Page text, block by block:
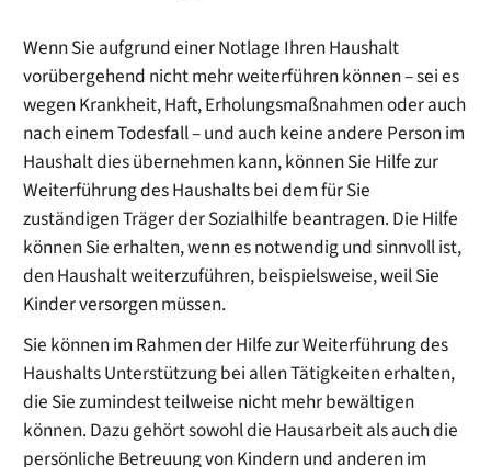
Wenn Sie aufgrund einer Notlage Ihren Haushalt
vorübergehend nicht mehr weiterführen können – sei es
wegen Krankheit, Haft, Erholungsmaßnahmen oder auch
nach einem Todesfall – und auch keine andere Person im
Haushalt dies übernehmen kann, können Sie Hilfe zur
Weiterführung des Haushalts bei dem für Sie
zuständigen Träger der Sozialhilfe beantragen. Die Hilfe
können Sie erhalten, wenn es notwendig und sinnvoll ist,
den Haushalt weiterzuführen, beispielsweise, weil Sie
Kinder versorgen müssen.
Sie können im Rahmen der Hilfe zur Weiterführung des
Haushalts Unterstützung bei allen Tätigkeiten erhalten,
die Sie zumindest teilweise nicht mehr bewältigen
können. Dazu gehört sowohl die Hausarbeit als auch die
persönliche Betreuung von Kindern und anderen im